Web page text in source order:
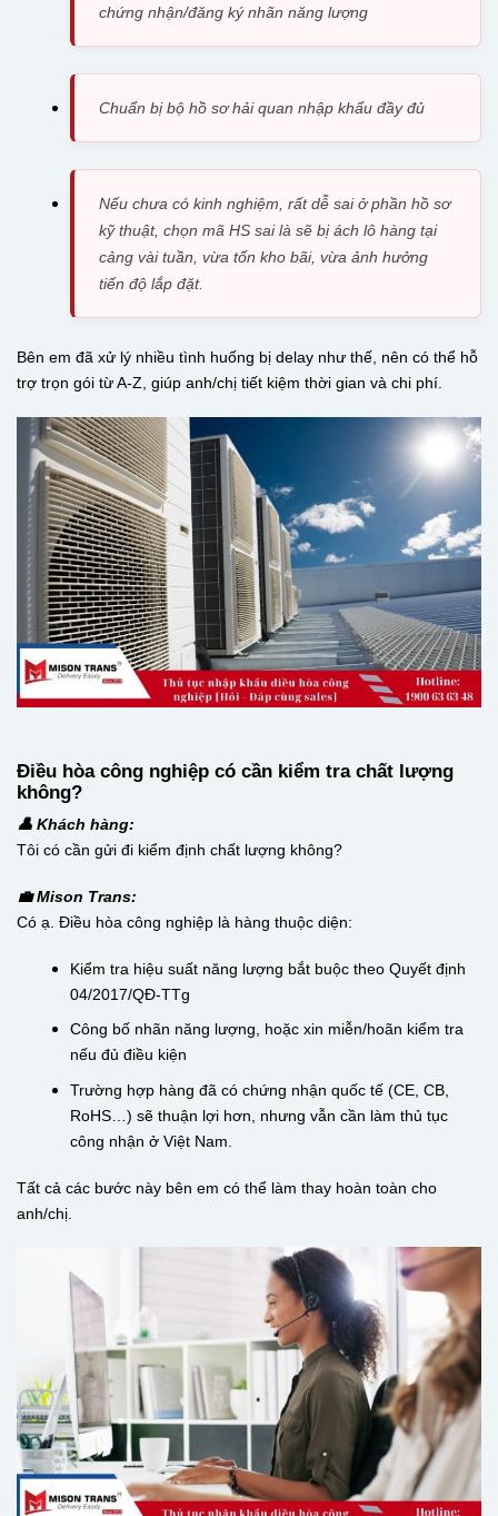
chứng nhận/đăng ký nhãn năng lượng
Chuẩn bị bộ hồ sơ hải quan nhập khẩu đầy đủ
Nếu chưa có kinh nghiệm, rất dễ sai ở phần hồ sơ
kỹ thuật, chọn mã HS sai là sẽ bị ách lô hàng tại
cảng vài tuần, vừa tốn kho bãi, vừa ảnh hưởng
tiến độ lắp đặt.
Bên em đã xử lý nhiều tình huống bị delay như thế, nên có thể hỗ
trợ trọn gói từ A-Z, giúp anh/chị tiết kiệm thời gian và chi phí.
Điều hòa công nghiệp có cần kiểm tra chất lượng
không?
👤 Khách hàng:
Tôi có cần gửi đi kiểm định chất lượng không?
💼 Mison Trans:
Có ạ. Điều hòa công nghiệp là hàng thuộc diện:
Kiểm tra hiệu suất năng lượng bắt buộc theo Quyết định
04/2017/QĐ-TTg
Công bố nhãn năng lượng, hoặc xin miễn/hoãn kiểm tra
nếu đủ điều kiện
Trường hợp hàng đã có chứng nhận quốc tế (CE, CB,
RoHS…) sẽ thuận lợi hơn, nhưng vẫn cần làm thủ tục
công nhận ở Việt Nam.
Tất cả các bước này bên em có thể làm thay hoàn toàn cho
anh/chị.